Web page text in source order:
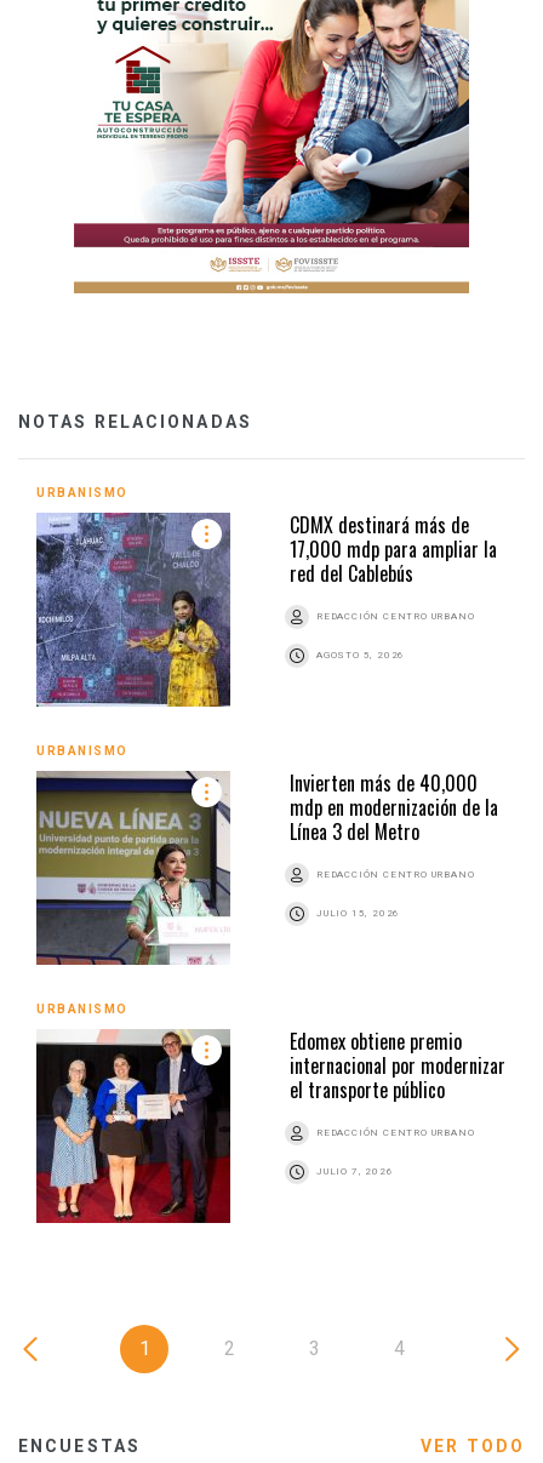
NOTAS RELACIONADAS
URBANISMO
CDMX destinará más de
17,000 mdp para ampliar la
red del Cablebús
REDACCIÓN CENTRO URBANO
AGOSTO 5, 2026
URBANISMO
Invierten más de 40,000
mdp en modernización de la
Línea 3 del Metro
REDACCIÓN CENTRO URBANO
JULIO 15, 2026
URBANISMO
Edomex obtiene premio
internacional por modernizar
el transporte público
REDACCIÓN CENTRO URBANO
JULIO 7, 2026
1 2 3 4
ENCUESTAS VER TODO